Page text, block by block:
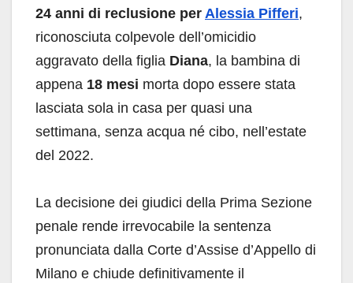
24 anni di reclusione per Alessia Pifferi,
riconosciuta colpevole dell’omicidio
aggravato della figlia Diana, la bambina di
appena 18 mesi morta dopo essere stata
lasciata sola in casa per quasi una
settimana, senza acqua né cibo, nell’estate
del 2022.
La decisione dei giudici della Prima Sezione
penale rende irrevocabile la sentenza
pronunciata dalla Corte d’Assise d’Appello di
Milano e chiude definitivamente il